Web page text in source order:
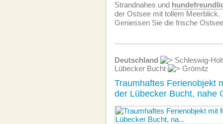
Strandnahes und
der Ostsee mit tollem Meerblick.
Geniessen Sie die frische
Deutschland
Schleswig-
Lübecker Bucht
Grömitz
Traumhaftes Ferienobjekt
der Lübecker Bucht, nahe